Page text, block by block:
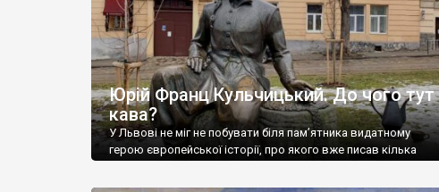
Юрій Франц Кульчицький. До чого тут
кава?
У Львові не міг не побувати біля пам’ятника видатному
герою європейської історії, про якого вже писав кілька